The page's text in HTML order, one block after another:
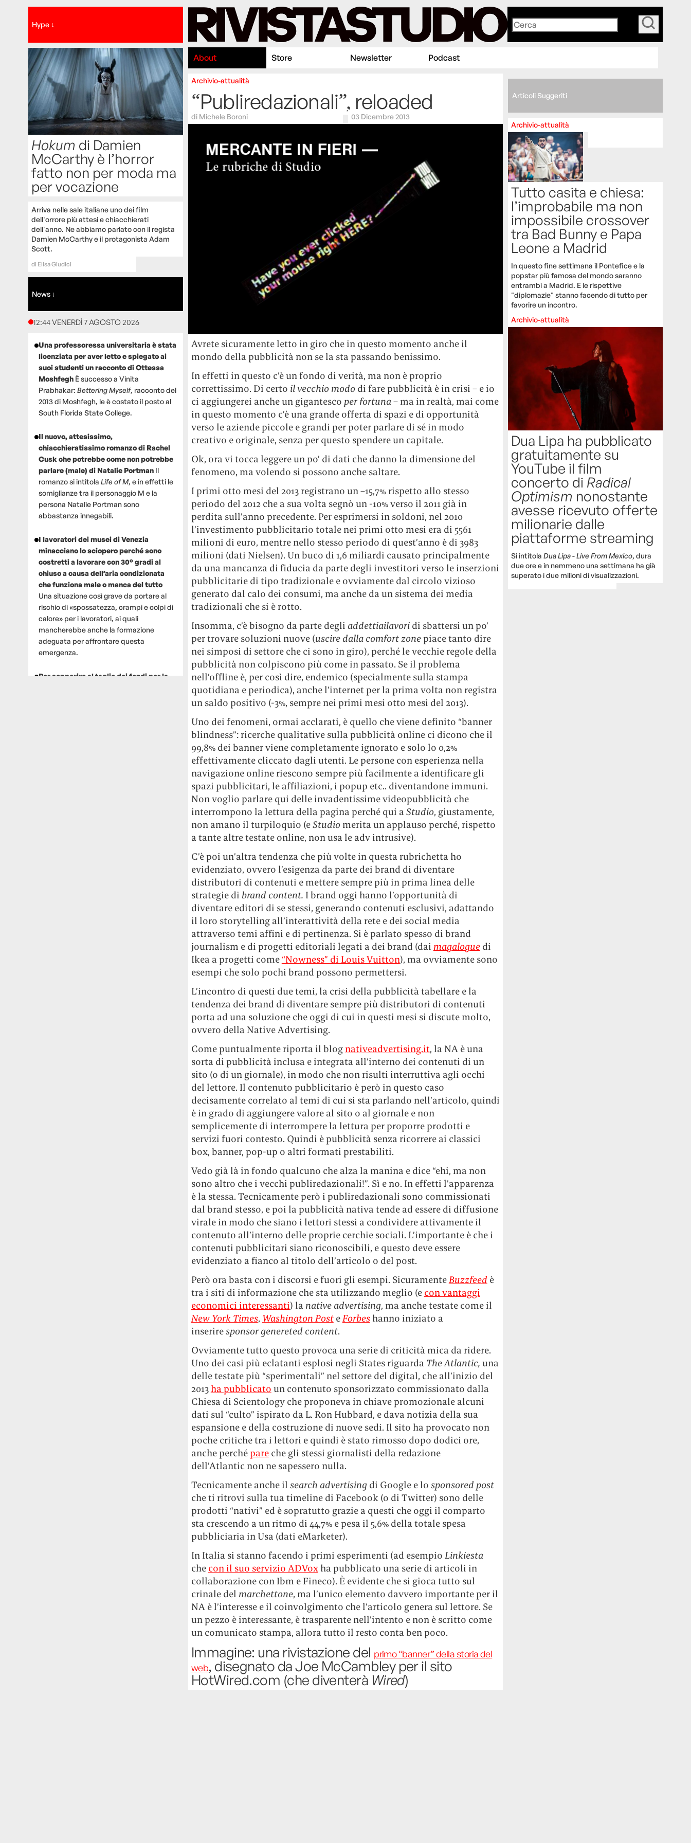
Hype ↓
Hokum di Damien
McCarthy è l’horror
fatto non per moda ma
per vocazione
Arriva nelle sale italiane uno dei film
dell'orrore più attesi e chiacchierati
dell'anno. Ne abbiamo parlato con il regista
Damien McCarthy e il protagonista Adam
Scott.
di Elisa Giudici
News ↓
12:44 VENERDÌ 7 AGOSTO 2026
Una professoressa universitaria è stata
licenziata per aver letto e spiegato ai
suoi studenti un racconto di Ottessa
Moshfegh È successo a Vinita
Prabhakar: Bettering Myself, racconto del
2013 di Moshfegh, le è costato il posto al
South Florida State College.
Il nuovo, attesissimo,
chiacchieratissimo romanzo di Rachel
Cusk che potrebbe come non potrebbe
parlare (male) di Natalie Portman Il
romanzo si intitola Life of M, e in effetti le
somiglianze tra il personaggio M e la
persona Natalie Portman sono
abbastanza innegabili.
I lavoratori dei musei di Venezia
minacciano lo sciopero perché sono
costretti a lavorare con 30° gradi al
chiuso a causa dell’aria condizionata
che funziona male o manca del tutto
Una situazione così grave da portare al
rischio di «spossatezza, crampi e colpi di
calore» per i lavoratori, ai quali
mancherebbe anche la formazione
adeguata per affrontare questa
emergenza.
Per sopperire al taglio dei fondi per la
About Store Newsletter Podcast
Archivio-attualità
“Publiredazionali”, reloaded
di Michele Boroni 03 Dicembre 2013
Avrete sicuramente letto in giro che in questo momento anche il
mondo della pubblicità non se la sta passando benissimo.
In effetti in questo c’è un fondo di verità, ma non è proprio
correttissimo. Di certo il vecchio mododi fare pubblicità è in crisi – e io
ci aggiungerei anche un gigantesco per fortuna– ma in realtà, mai come
in questo momento c’è una grande offerta di spazi e di opportunità
verso le aziende piccole e grandi per poter parlare di sé in modo
creativo e originale, senza per questo spendere un capitale.
Ok, ora vi tocca leggere un po’ di dati che danno la dimensione del
fenomeno, ma volendo si possono anche saltare.
I primi otto mesi del 2013 registrano un –15,7% rispetto allo stesso
periodo del 2012 che a sua volta segnò un -10% verso il 2011 già in
perdita sull’anno precedente. Per esprimersi in soldoni, nel 2010
l’investimento pubblicitario totale nei primi otto mesi era di 5561
milioni di euro, mentre nello stesso periodo di quest’anno è di 3983
milioni (dati Nielsen). Un buco di 1,6 miliardi causato principalmente
da una mancanza di fiducia da parte degli investitori verso le inserzioni
pubblicitarie di tipo tradizionale e ovviamente dal circolo vizioso
generato dal calo dei consumi, ma anche da un sistema dei media
tradizionali che si è rotto.
Insomma, c’è bisogno da parte degli addettiailavoridi sbattersi un po’
per trovare soluzioni nuove (uscire dalla comfort zonepiace tanto dire
nei simposi di settore che ci sono in giro), perché le vecchie regole della
pubblicità non colpiscono più come in passato. Se il problema
nell’offline è, per così dire, endemico (specialmente sulla stampa
quotidiana e periodica), anche l’internet per la prima volta non registra
un saldo positivo (-3%, sempre nei primi mesi otto mesi del 2013).
Uno dei fenomeni, ormai acclarati, è quello che viene definito “banner
blindness”: ricerche qualitative sulla pubblicità online ci dicono che il
99,8% dei banner viene completamente ignorato e solo lo 0,2%
effettivamente cliccato dagli utenti. Le persone con esperienza nella
navigazione online riescono sempre più facilmente a identificare gli
spazi pubblicitari, le affiliazioni, i popup etc.. diventandone immuni.
Non voglio parlare qui delle invadentissime videopubblicità che
interrompono la lettura della pagina perché qui a Studio, giustamente,
non amano il turpiloquio (eStudiomerita un applauso perché, rispetto
a tante altre testate online, non usa le adv intrusive).
C’è poi un’altra tendenza che più volte in questa rubrichetta ho
evidenziato, ovvero l’esigenza da parte dei brand di diventare
distributori di contenuti e mettere sempre più in prima linea delle
strategie di brand content. I brand oggi hanno l’opportunità di
diventare editori di se stessi, generando contenuti esclusivi, adattando
il loro storytelling all’interattività della rete e dei social media
attraverso temi affini e di pertinenza. Si è parlato spesso di brand
journalism e di progetti editoriali legati a dei brand (dai magalogue di
Ikea a progetti come “Nowness” di Louis Vuitton), ma ovviamente sono
esempi che solo pochi brand possono permettersi.
L’incontro di questi due temi, la crisi della pubblicità tabellare e la
tendenza dei brand di diventare sempre più distributori di contenuti
porta ad una soluzione che oggi di cui in questi mesi si discute molto,
ovvero della Native Advertising.
Come puntualmente riporta il blog nativeadvertising.it, la NA è una
sorta di pubblicità inclusa e integrata all’interno dei contenuti di un
sito (o di un giornale), in modo che non risulti interruttiva agli occhi
del lettore. Il contenuto pubblicitario è però in questo caso
decisamente correlato al temi di cui si sta parlando nell’articolo, quindi
è in grado di aggiungere valore al sito o al giornale e non
semplicemente di interrompere la lettura per proporre prodotti e
servizi fuori contesto. Quindi è pubblicità senza ricorrere ai classici
box, banner, pop-up o altri formati prestabiliti.
Vedo già là in fondo qualcuno che alza la manina e dice “ehi, ma non
sono altro che i vecchi publiredazionali!”. Sì e no. In effetti l’apparenza
è la stessa. Tecnicamente però i publiredazionali sono commissionati
dal brand stesso, e poi la pubblicità nativa tende ad essere di diffusione
virale in modo che siano i lettori stessi a condividere attivamente il
contenuto all’interno delle proprie cerchie sociali. L’importante è che i
contenuti pubblicitari siano riconoscibili, e questo deve essere
evidenziato a fianco al titolo dell’articolo o del post.
Però ora basta con i discorsi e fuori gli esempi. SicuramenteBuzzfeedè
tra i siti di informazione che sta utilizzando meglio (e con vantaggi
economici interessanti) la native advertising, ma anche testate come il
New York Times, Washington PosteForbeshanno iniziato a
inseriresponsor genereted content.
Ovviamente tutto questo provoca una serie di criticità mica da ridere.
Uno dei casi più eclatanti esplosi negli States riguarda The Atlantic, una
delle testate più “sperimentali” nel settore del digital, che all’inizio del
2013 ha pubblicato un contenuto sponsorizzato commissionato dalla
Chiesa di Scientology che proponeva in chiave promozionale alcuni
dati sul “culto” ispirato da L. Ron Hubbard, e dava notizia della sua
espansione e della costruzione di nuove sedi. Il sito ha provocato non
poche critiche tra i lettori e quindi è stato rimosso dopo dodici ore,
anche perchépareche gli stessi giornalisti della redazione
dell’Atlantic non ne sapessero nulla.
Tecnicamente anche il search advertisingdi Google e lo sponsored post
che ti ritrovi sulla tua timeline di Facebook (o di Twitter) sono delle
prodotti “nativi” ed è sopratutto grazie a questi che oggi il comparto
sta crescendo a un ritmo di 44,7% e pesa il 5,6% della totale spesa
pubbliciaria in Usa (dati eMarketer).
In Italia si stanno facendo i primi esperimenti (ad esempio Linkiesta
che con il suo servizio ADVoxha pubblicato una serie di articoli in
collaborazione con Ibm e Fineco). È evidente che si gioca tutto sul
crinale del marchettone, ma l’unico elemento davvero importante per il
NA è l’interesse e il coinvolgimento che l’articolo genera sul lettore. Se
un pezzo è interessante, è trasparente nell’intento e non è scritto come
un comunicato stampa, allora tutto il resto conta ben poco.
Immagine: una rivistazione del primo “banner” della storia del
web, disegnato da Joe McCambley per il sito
HotWired.com (che diventerà Wired)
Articoli Suggeriti
Archivio-attualità
Tutto casita e chiesa:
l’improbabile ma non
impossibile crossover
tra Bad Bunny e Papa
Leone a Madrid
In questo fine settimana il Pontefice e la
popstar più famosa del mondo saranno
entrambi a Madrid. E le rispettive
"diplomazie" stanno facendo di tutto per
favorire un incontro.
Archivio-attualità
Dua Lipa ha pubblicato
gratuitamente su
YouTube il film
concerto di Radical
Optimism nonostante
avesse ricevuto offerte
milionarie dalle
piattaforme streaming
Si intitolaDua Lipa - Live From Mexico, dura
due ore e in nemmeno una settimana ha già
superato i due milioni di visualizzazioni.